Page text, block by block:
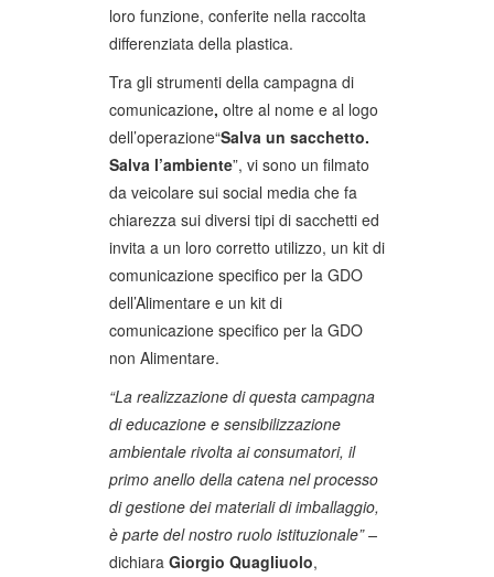
loro funzione, conferite nella raccolta
differenziata della plastica.
Tra gli strumenti della campagna di
comunicazione, oltre al nome e al logo
dell’operazione“Salva un sacchetto.
Salva l’ambiente”, vi sono un filmato
da veicolare sui social media che fa
chiarezza sui diversi tipi di sacchetti ed
invita a un loro corretto utilizzo, un kit di
comunicazione specifico per la GDO
dell’Alimentare e un kit di
comunicazione specifico per la GDO
non Alimentare.
“La realizzazione di questa campagna
di educazione e sensibilizzazione
ambientale rivolta ai consumatori, il
primo anello della catena nel processo
di gestione dei materiali di imballaggio,
è parte del nostro ruolo istituzionale” –
dichiara Giorgio Quagliuolo,